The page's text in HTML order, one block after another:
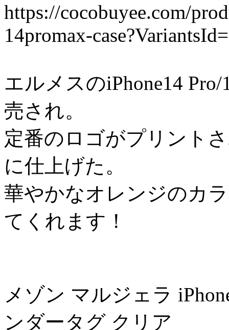
https://cocobuyee.com/
14promax-
エルメスのiPhone14
売され。
定番のロゴがプリント
に仕上げた。
華やかなオレンジのカ
てくれます！
メゾン マルジェラ
ンダータグ クリア